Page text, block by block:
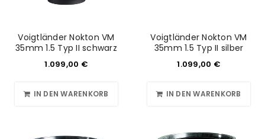
Voigtländer Nokton VM
35mm 1.5 Typ II schwarz
1.099,00 €
IN DEN WARENKORB
Voigtländer Nokton VM
35mm 1.5 Typ II silber
1.099,00 €
IN DEN WARENKORB